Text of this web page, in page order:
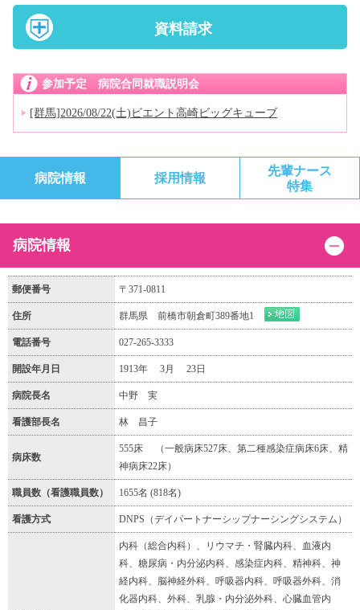
資料請求
参加予定 病院合同就職説明会
[群馬]2026/08/22(土)ビエント高崎ビッグキューブ
病院情報 採用情報
先輩ナース
特集
病院情報
郵便番号 〒371-0811
住所 群馬県 前橋市朝倉町389番地1
電話番号 027-265-3333
開設年月日 1913年 3月 23日
病院長名 中野 実
看護部長名 林 昌子
病床数
555床 （一般病床527床、第二種感染症病床6床、精
神病床22床）
職員数（看護職員数） 1655名 (818名)
看護方式 DNPS（デイパートナーシップナーシングシステム）
内科（総合内科）、リウマチ・腎臓内科、血液内
科、糖尿病・内分泌内科、感染症内科、精神科、神
経内科、脳神経外科、呼吸器内科、呼吸器外科、消
化器内科、外科、乳腺・内分泌外科、心臓血管内